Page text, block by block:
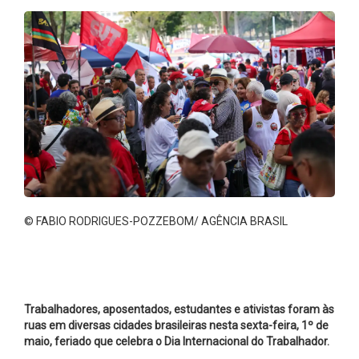
© FABIO RODRIGUES-POZZEBOM/ AGÊNCIA BRASIL
Trabalhadores, aposentados, estudantes e ativistas foram às
ruas em diversas cidades brasileiras nesta sexta-feira, 1º de
maio, feriado que celebra o Dia Internacional do Trabalhador.